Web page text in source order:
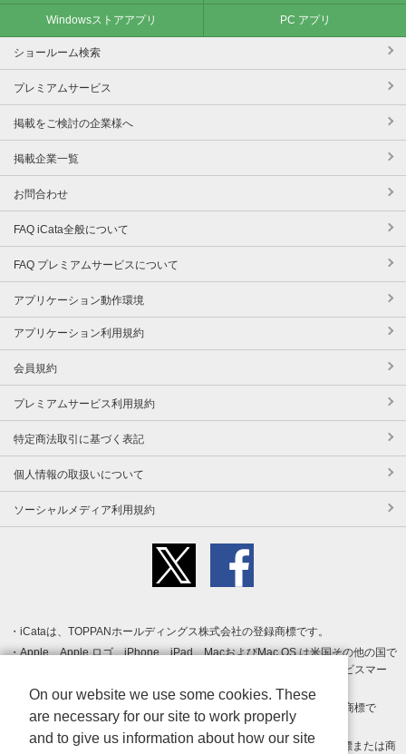
Windowsストアアプリ PC アプリ
ショールーム検索
プレミアムサービス
掲載をご検討の企業様へ
掲載企業一覧
お問合わせ
FAQ iCata全般について
FAQ プレミアムサービスについて
アプリケーション動作環境
アプリケーション利用規約
会員規約
プレミアムサービス利用規約
特定商法取引に基づく表記
個人情報の取扱いについて
ソーシャルメディア利用規約
iCataは、TOPPANホールディングス株式会社の登録商標です。
Apple、Apple ロゴ、iPhone、iPad、MacおよびMac OS は米国その他の国で
登録された Apple Inc. の商標です。App Store は Apple Inc. のサービスマー
クです。
Android、Google Play および Google Play ロゴ は Google LLC の商標で
す。
Windows は Microsoft Inc.の米国およびその他の国における登録商標または商
On our website we use some cookies. These
are necessary for our site to work properly
and to give us information about how our site